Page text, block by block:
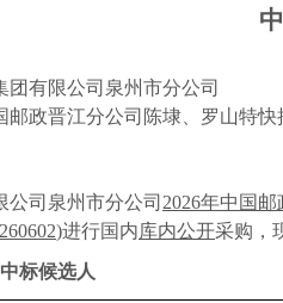
有限公司泉州市分公司
邮政晋江分公司陈埭、罗山特快
公司泉州市分公司 2026年中国
)进行国内库内公开采购，
标候选人